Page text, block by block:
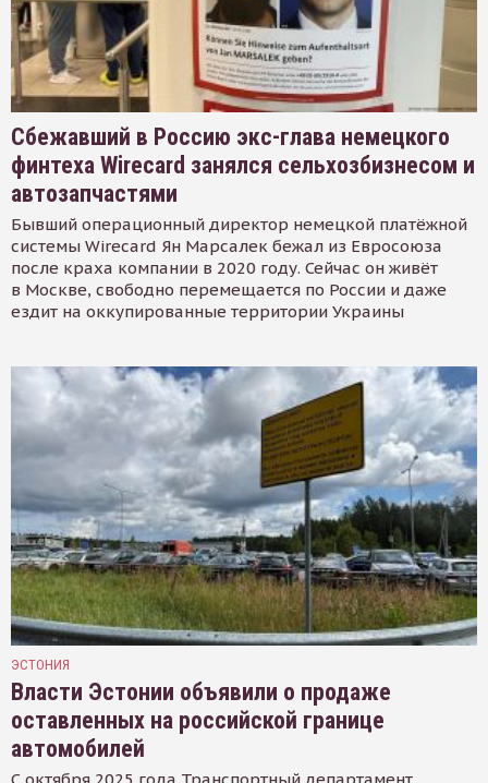
Сбежавший в Россию экс-глава немецкого
финтеха Wirecard занялся сельхозбизнесом и
автозапчастями
Бывший операционный директор немецкой платёжной
системы Wirecard Ян Марсалек бежал из Евросоюза
после краха компании в 2020 году. Сейчас он живёт
в Москве, свободно перемещается по России и даже
ездит на оккупированные территории Украины
ЭСТОНИЯ
Власти Эстонии объявили о продаже
оставленных на российской границе
автомобилей